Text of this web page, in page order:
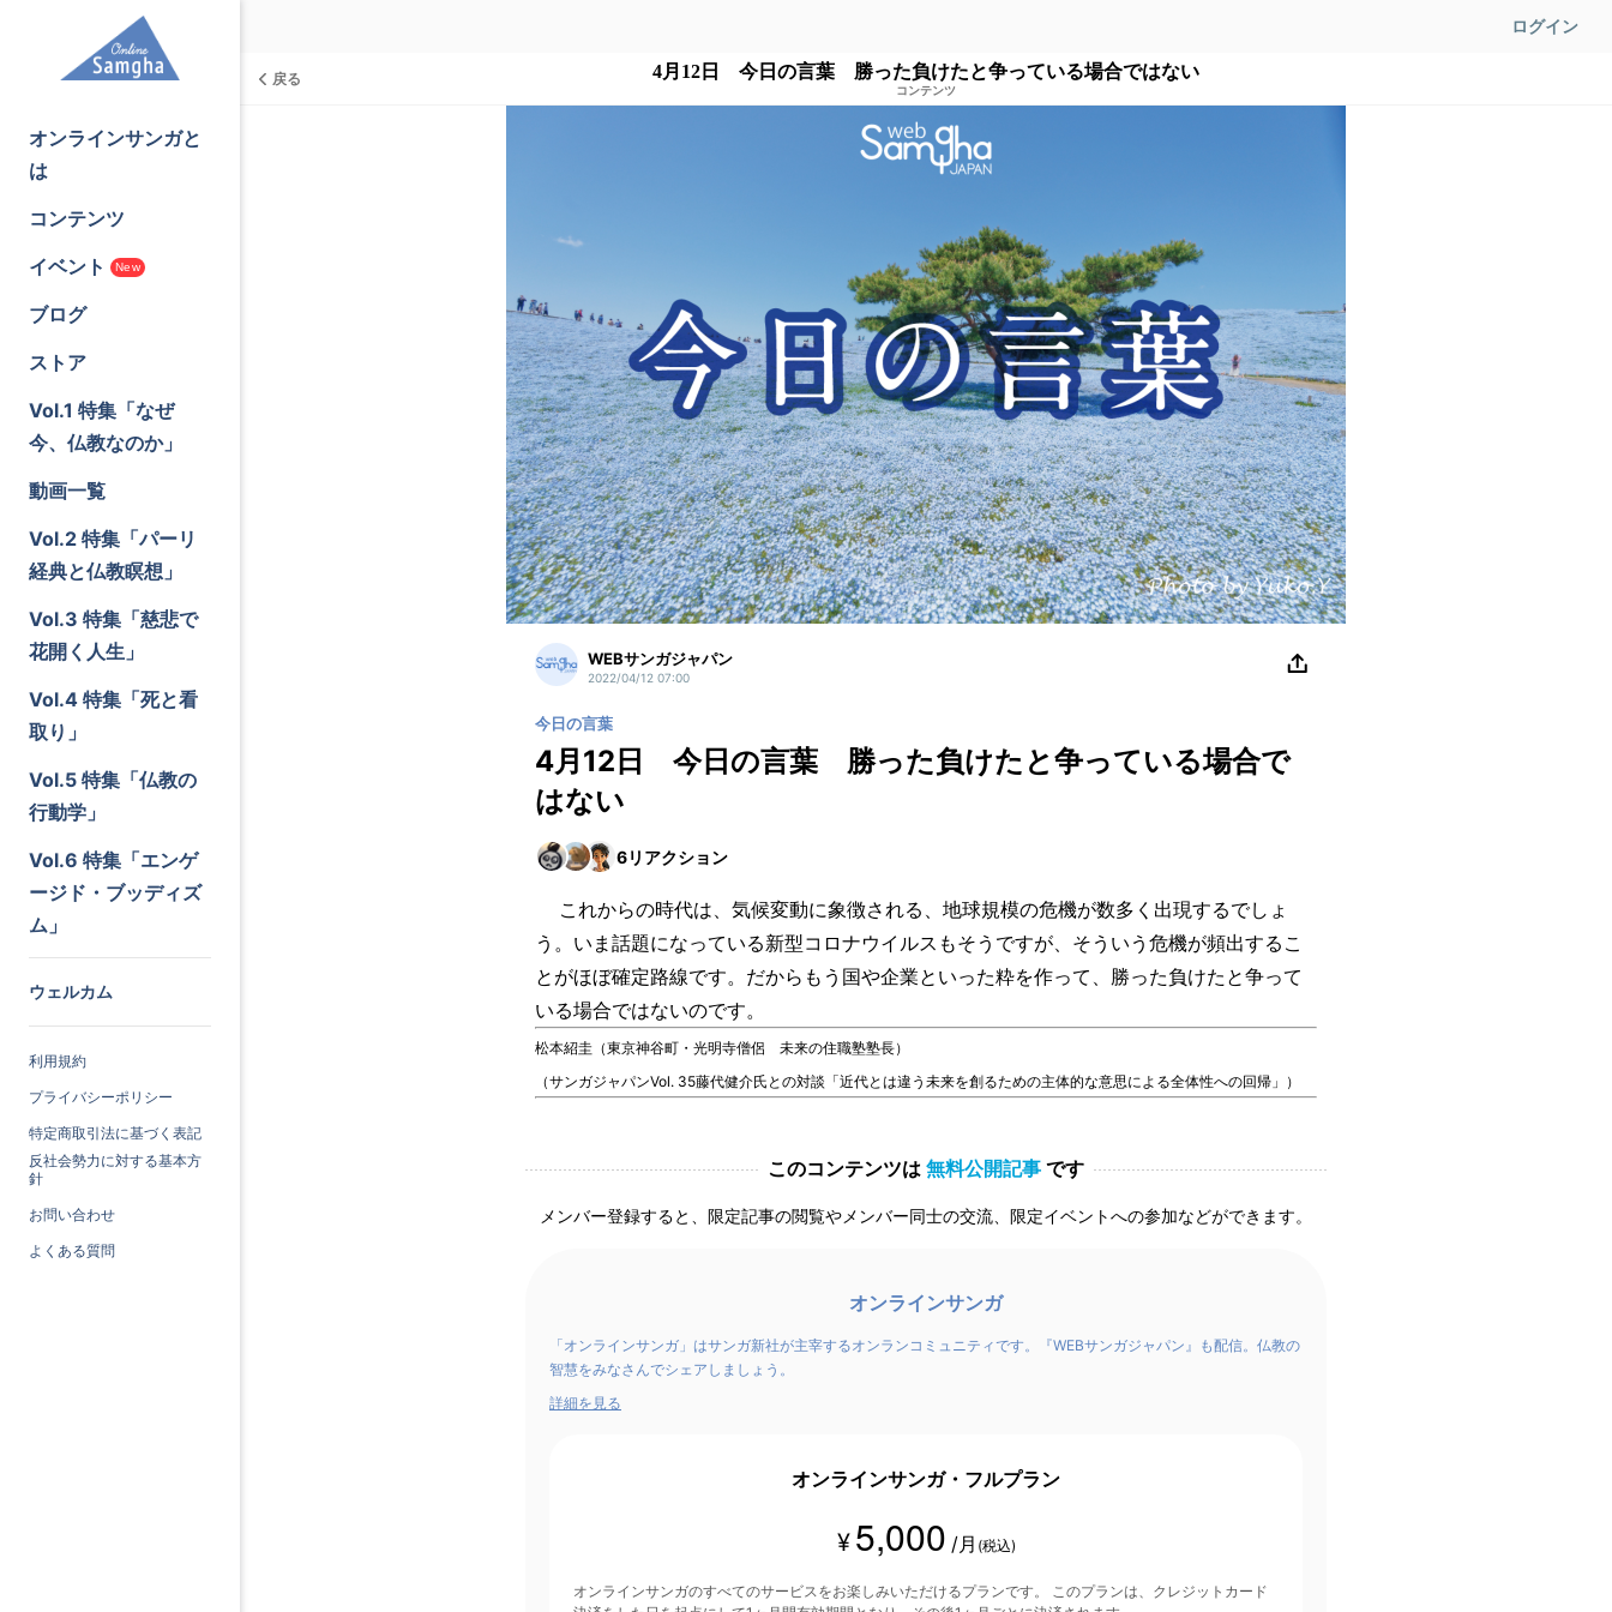
ログイン
オンラインサンガと
は
コンテンツ
イベント
New
ブログ
ストア
Vol.1 特集「なぜ
今、仏教なのか」
動画一覧
Vol.2 特集「パーリ
経典と仏教瞑想」
Vol.3 特集「慈悲で
花開く人生」
Vol.4 特集「死と看
取り」
Vol.5 特集「仏教の
行動学」
Vol.6 特集「エンゲ
ージド・ブッディズ
ム」
ウェルカム
利用規約
プライバシーポリシー
特定商取引法に基づく表記
反社会勢力に対する基本方
針
お問い合わせ
よくある質問
戻る 4月12日 今日の言葉 勝った負けたと争っている場合ではない
コンテンツ
WEBサンガジャパン
2022/04/12 07:00
今日の言葉
4月12日 今日の言葉 勝った負けたと争っている場合で
はない
6リアクション
これからの時代は、気候変動に象徴される、地球規模の危機が数多く出現するでしょ
う。いま話題になっている新型コロナウイルスもそうですが、そういう危機が頻出するこ
とがほぼ確定路線です。だからもう国や企業といった粋を作って、勝った負けたと争って
いる場合ではないのです。
松本紹圭（東京神谷町・光明寺僧侶 未来の住職塾塾長）
（サンガジャパンVol. 35藤代健介氏との対談「近代とは違う未来を創るための主体的な意思による全体性への回帰」）
このコンテンツは 無料公開記事 です
メンバー登録すると、限定記事の閲覧やメンバー同士の交流、限定イベントへの参加などができます。
オンラインサンガ
「オンラインサンガ」はサンガ新社が主宰するオンランコミュニティです。『WEBサンガジャパン』も配信。仏教の
智慧をみなさんでシェアしましょう。
詳細を見る
オンラインサンガ・フルプラン
¥ 5,000 /月 (税込)
オンラインサンガのすべてのサービスをお楽しみいただけるプランです。 このプランは、クレジットカード